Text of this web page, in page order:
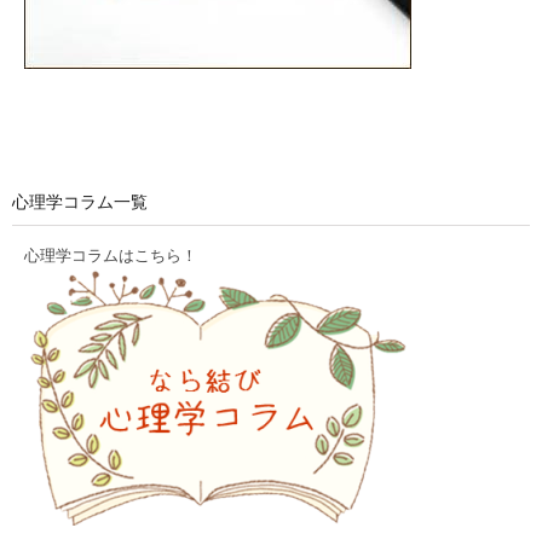
心理学コラム一覧
心理学コラムはこちら！